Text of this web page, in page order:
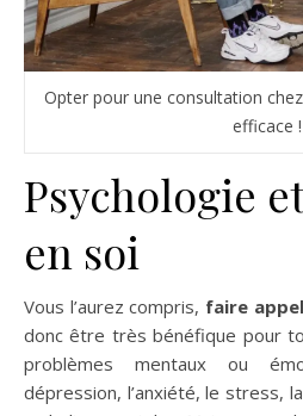
Opter pour une consultation
efficace !
Psychologie
en soi
Vous l’aurez compris, faire
donc être très bénéfique pour
problèmes mentaux ou
dépression, l’anxiété, le stress,